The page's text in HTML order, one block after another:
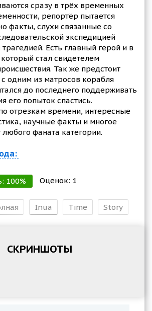
сразу в трёх временных
репортёр пытается
факты, слухи связанные со
экспедицией
Есть главный герой и в
стал свидетелем
Так же предстоит
одним из матросов корабля
до последнего поддерживать
его попыток спастись.
отрезкам времени, интересные
научные факты и многое
любого фаната категории.
100% Оценок: 1
Inua Time Story
СКРИНШОТЫ